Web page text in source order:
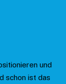
und
schon ist das